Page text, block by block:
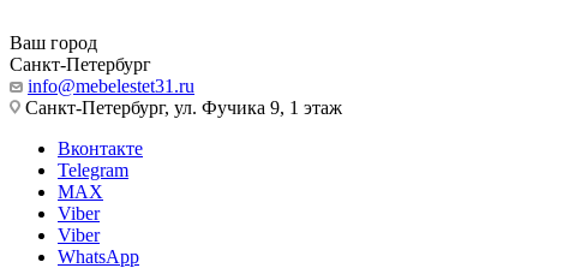
Ваш город
Санкт-Петербург
info@mebelestet31.ru
Санкт-Петербург, ул. Фучика 9, 1 этаж
Вконтакте
Telegram
MAX
Viber
Viber
WhatsApp